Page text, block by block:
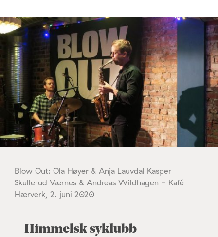
Blow Out: Ola Høyer & Anja Lauvdal Kasper
Skullerud Værnes & Andreas Wildhagen - Kafé
Hærverk, 2. juni 2020
Himmelsk syklubb